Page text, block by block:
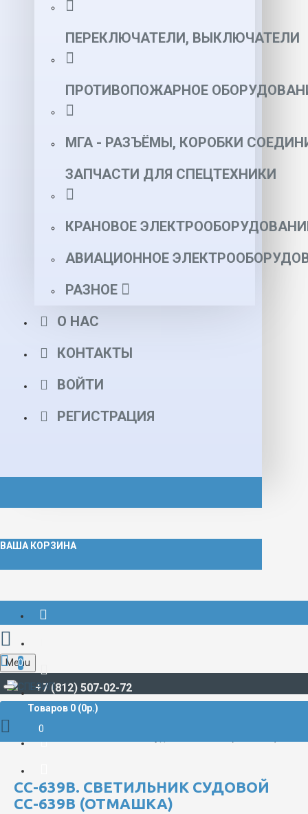
ПЕРЕКЛЮЧАТЕЛИ, ВЫКЛЮЧАТЕЛИ
ПРОТИВОПОЖАРНОЕ
МГА - РАЗЪЁМЫ, КОРОБКИ
ЗАПЧАСТИ ДЛЯ СПЕЦТЕХНИКИ
КРАНОВОЕ
АВИАЦИОННОЕ
РАЗНОЕ
О НАС
КОНТАКТЫ
ВОЙТИ
РЕГИСТРАЦИЯ
ВАША КОРЗИНА
+7 (812) 507-02-72
Menu
0
Товаров 0 (0р.)
0
СУДОВЫЕ ПРОЖЕКТОРЫ И СВЕТИЛЬНИКИ
СС-639В. СВЕТИЛЬНИК СУДОВОЙ
СС-639В (ОТМАШКА)